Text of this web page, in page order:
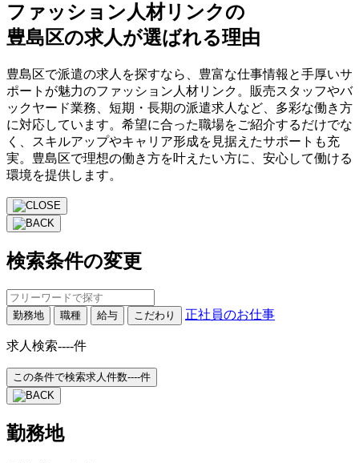
ファッション人材リンクの
豊島区の求人が選ばれる理由
豊島区で派遣の求人を探すなら、豊富な仕事情報と手厚いサ
ポートが魅力のファッション人材リンク。販売スタッフやバ
ックヤード業務、短期・長期の派遣求人など、多彩な働き方
に対応しています。希望に合った職場をご紹介するだけでな
く、スキルアップやキャリア形成を見据えたサポートも充
実。豊島区で理想の働き方を叶えたい方に、安心して働ける
環境を提供します。
検索条件の変更
勤務地 職種 給与 こだわり 正社員のお仕事
求人検索----件
この条件で検索求人件数----件
勤務地